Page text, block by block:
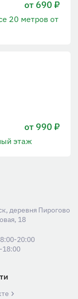
от 690 ₽
20 метров от
от 990 ₽
этаж
деревня Пирогово
18
20:00
18:00